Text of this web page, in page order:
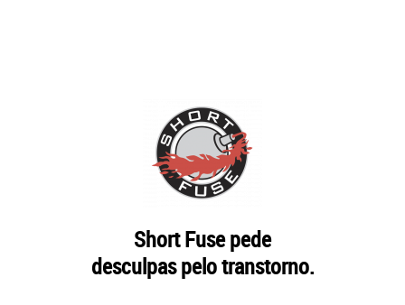
Short Fuse pede
desculpas pelo transtorno.